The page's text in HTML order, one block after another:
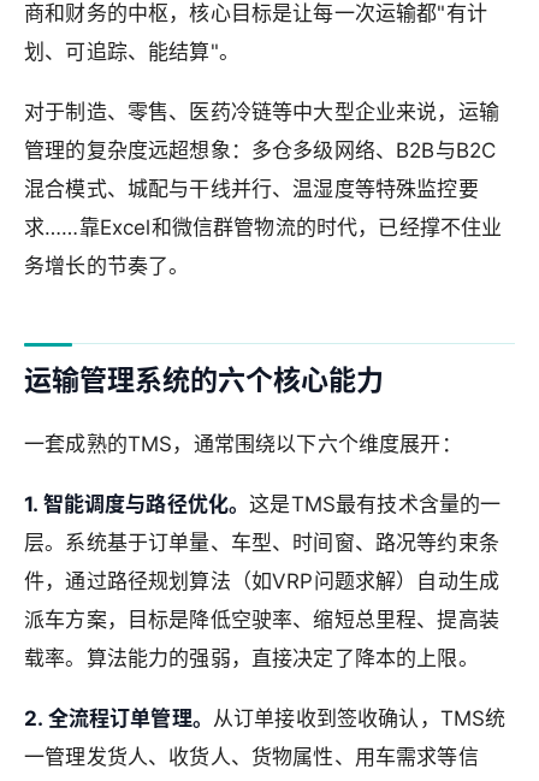
商和财务的中枢，核心目标是让每一次运输都"有计
划、可追踪、能结算"。
对于制造、零售、医药冷链等中大型企业来说，运输
管理的复杂度远超想象：多仓多级网络、B2B与B2C
混合模式、城配与干线并行、温湿度等特殊监控要
求……靠Excel和微信群管物流的时代，已经撑不住业
务增长的节奏了。
运输管理系统的六个核心能力
一套成熟的TMS，通常围绕以下六个维度展开：
1. 智能调度与路径优化。这是TMS最有技术含量的一
层。系统基于订单量、车型、时间窗、路况等约束条
件，通过路径规划算法（如VRP问题求解）自动生成
派车方案，目标是降低空驶率、缩短总里程、提高装
载率。算法能力的强弱，直接决定了降本的上限。
2. 全流程订单管理。 从订单接收到签收确认，TMS统
一管理发货人、收货人、货物属性、用车需求等信